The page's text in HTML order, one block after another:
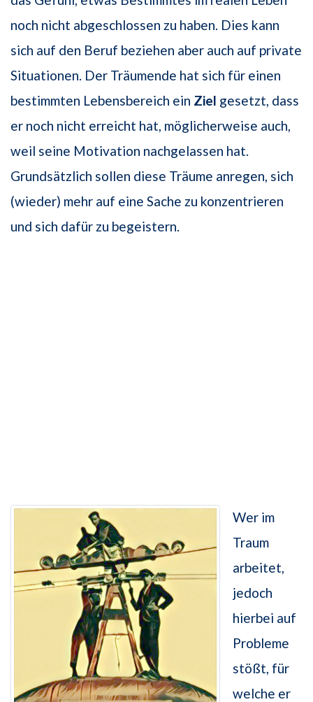
noch nicht abgeschlossen zu haben. Dies kann
sich auf den Beruf beziehen aber auch auf private
Situationen. Der Träumende hat sich für einen
bestimmten Lebensbereich ein Ziel gesetzt, dass
er noch nicht erreicht hat, möglicherweise auch,
weil seine Motivation nachgelassen hat.
Grundsätzlich sollen diese Träume anregen, sich
(wieder) mehr auf eine Sache zu konzentrieren
und sich dafür zu begeistern.
Wer im
Traum
arbeitet,
jedoch
hierbei auf
Probleme
stößt, für
welche er